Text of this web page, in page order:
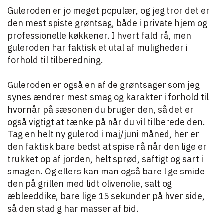
Guleroden er jo meget populær, og jeg tror det er
den mest spiste grøntsag, både i private hjem og
professionelle køkkener. I hvert fald rå, men
guleroden har faktisk et utal af muligheder i
forhold til tilberedning.
Guleroden er også en af de grøntsager som jeg
synes ændrer mest smag og karakter i forhold til
hvornår på sæsonen du bruger den, så det er
også vigtigt at tænke på når du vil tilberede den.
Tag en helt ny gulerod i maj/juni måned, her er
den faktisk bare bedst at spise rå når den lige er
trukket op af jorden, helt sprød, saftigt og sart i
smagen. Og ellers kan man også bare lige smide
den på grillen med lidt olivenolie, salt og
æbleeddike, bare lige 15 sekunder på hver side,
så den stadig har masser af bid.